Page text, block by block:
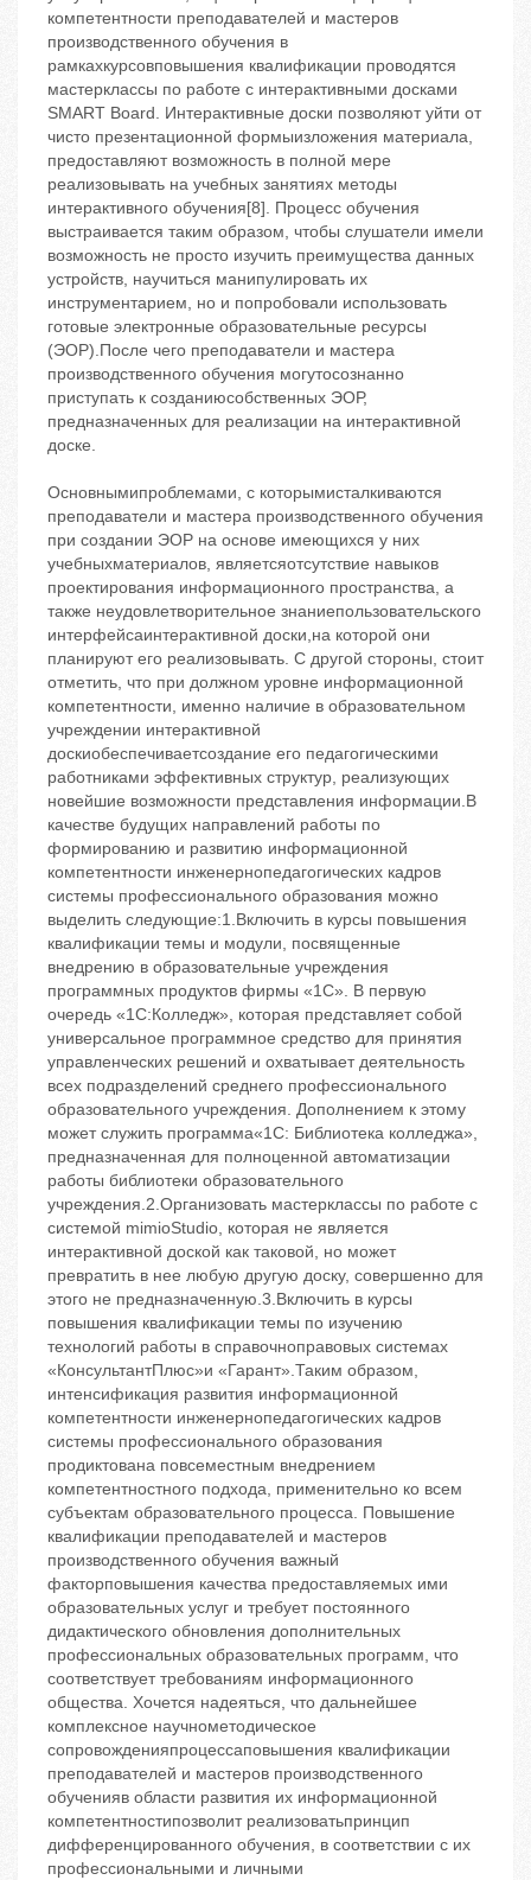
компетентности преподавателей и мастеров
производственного обучения в
рамкахкурсовповышения квалификации проводятся
мастерклассы по работе с интерактивными досками
SMART Board. Интерактивные доски позволяют уйти от
чисто презентационной формыизложения материала,
предоставляют возможность в полной мере
реализовывать на учебных занятиях методы
интерактивного обучения[8]. Процесс обучения
выстраивается таким образом, чтобы слушатели имели
возможность не просто изучить преимущества данных
устройств, научиться манипулировать их
инструментарием, но и попробовали использовать
готовые электронные образовательные ресурсы
(ЭОР).После чего преподаватели и мастера
производственного обучения могутосознанно
приступать к созданиюсобственных ЭОР,
предназначенных для реализации на интерактивной
доске.
Основнымипроблемами, с которымисталкиваются
преподаватели и мастера производственного обучения
при создании ЭОР на основе имеющихся у них
учебныхматериалов, являетсяотсутствие навыков
проектирования информационного пространства, а
также неудовлетворительное знаниепользовательского
интерфейсаинтерактивной доски,на которой они
планируют его реализовывать. С другой стороны, стоит
отметить, что при должном уровне информационной
компетентности, именно наличие в образовательном
учреждении интерактивной
доскиобеспечиваетсоздание его педагогическими
работниками эффективных структур, реализующих
новейшие возможности представления информации.В
качестве будущих направлений работы по
формированию и развитию информационной
компетентности инженернопедагогических кадров
системы профессионального образования можно
выделить следующие:1.Включить в курсы повышения
квалификации темы и модули, посвященные
внедрению в образовательные учреждения
программных продуктов фирмы «1C». В первую
очередь «1С:Колледж», которая представляет собой
универсальное программное средство для принятия
управленческих решений и охватывает деятельность
всех подразделений среднего профессионального
образовательного учреждения. Дополнением к этому
может служить программа«1С: Библиотека колледжа»,
предназначенная для полноценной автоматизации
работы библиотеки образовательного
учреждения.2.Организовать мастерклассы по работе с
системой mimioStudio, которая не является
интерактивной доской как таковой, но может
превратить в нее любую другую доску, совершенно для
этого не предназначенную.3.Включить в курсы
повышения квалификации темы по изучению
технологий работы в справочноправовых системах
«КонсультантПлюс»и «Гарант».Таким образом,
интенсификация развития информационной
компетентности инженернопедагогических кадров
системы профессионального образования
продиктована повсеместным внедрением
компетентностного подхода, применительно ко всем
субъектам образовательного процесса. Повышение
квалификации преподавателей и мастеров
производственного обучения важный
факторповышения качества предоставляемых ими
образовательных услуг и требует постоянного
дидактического обновления дополнительных
профессиональных образовательных программ, что
соответствует требованиям информационного
общества. Хочется надеяться, что дальнейшее
комплексное научнометодическое
сопровожденияпроцессаповышения квалификации
преподавателей и мастеров производственного
обученияв области развития их информационной
компетентностипозволит реализоватьпринцип
дифференцированного обучения, в соответствии с их
профессиональными и личными